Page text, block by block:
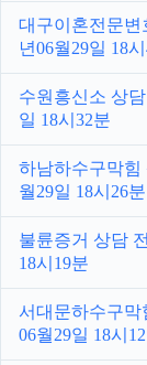
대구이혼전문변
년06월29일 18
수원흥신소 상
일 18시32분
하남하수구막힘
월29일 18시26분
불륜증거 상담
18시19분
서대문하수구막
06월29일 18시